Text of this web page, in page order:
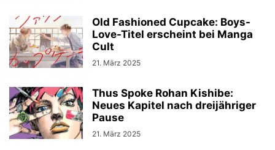
Old Fashioned Cupcake: Boys-
Love-Titel erscheint bei Manga
Cult
21. März 2025
Thus Spoke Rohan Kishibe:
Neues Kapitel nach dreijähriger
Pause
21. März 2025